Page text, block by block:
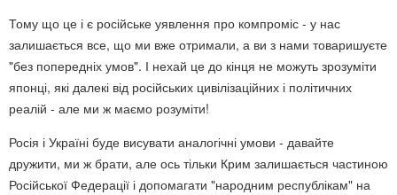
Тому що це і є російське уявлення про компроміс - у нас
залишається все, що ми вже отримали, а ви з нами товаришуєте
"без попередніх умов". І нехай це до кінця не можуть зрозуміти
японці, які далекі від російських цивілізаційних і політичних
реалій - але ми ж маємо розуміти!
Росія і Україні буде висувати аналогічні умови - давайте
дружити, ми ж брати, але ось тільки Крим залишається частиною
Російської Федерації і допомагати "народним республікам" на